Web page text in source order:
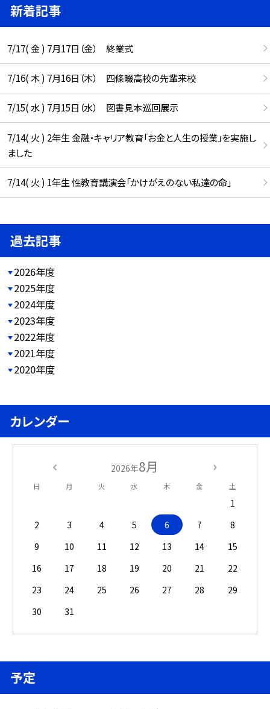
新着記事
7/17( 金 ) 7月17日（金） 終業式
7/16( 木 ) 7月16日（木） 四條畷高校の先輩来校
7/15( 水 ) 7月15日（水） 図書見本巡回展示
7/14( 火 ) 2年生 金融・キャリア教育「お金と人生の授業」を実施し
ました
7/14( 火 ) 1年生 性教育講演会「かけがえのない私達の命」
過去記事
2026年度
2025年度
2024年度
2023年度
2022年度
2021年度
2020年度
カレンダー
2026年8月
日 月 火 水 木 金 土
1
2
3 4 5 6 7
8
9
10 11 12 13 14
15
16
17 18 19 20 21
22
23
24 25 26 27 28
29
30
31
予定